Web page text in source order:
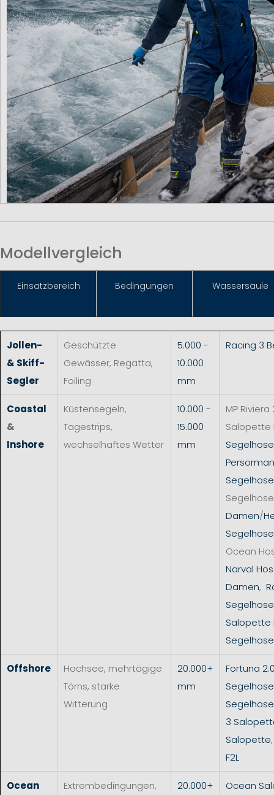
Modellvergleich
Einsatzbereich Bedingungen Wassersäule
Jollen-
& Skiff-
Segler
Geschützte
Gewässer, Regatta,
Foiling
5.000 -
10.000
mm
Racing 3
Coastal
&
Inshore
Küstensegeln,
Tagestrips,
wechselhaftes Wetter
10.000 -
15.000
mm
MP Riviera
Salopette
Segelhose
Damen/
Ocean
Narval
Damen,
Segelhose
Salopette
Segelhose
Offshore
Hochsee, mehrtägige
Törns, starke
Witterung
20.000+
mm
Fortuna
Segelhose
3
Salopette
F2L
Ocean
Extrembedingungen,
20.000+
Ocean